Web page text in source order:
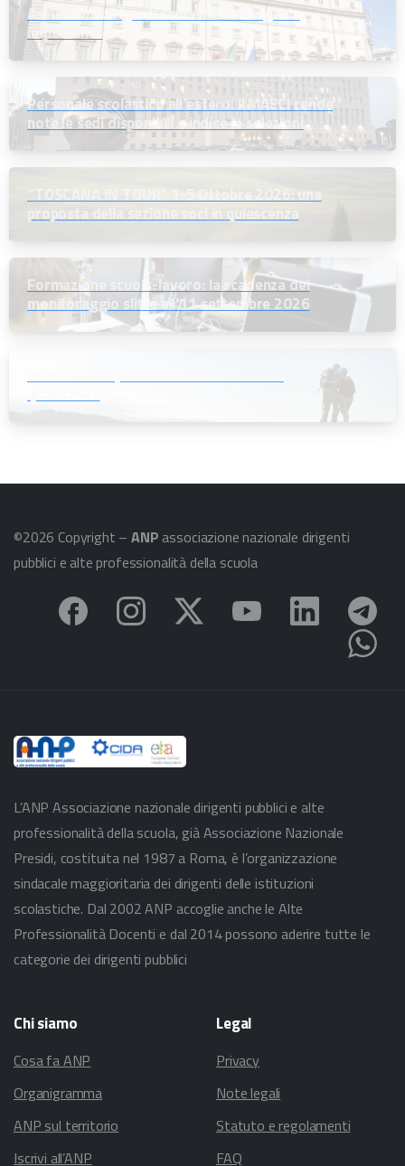
Assunzioni dirigenti scolastici: un segnale
importante
Personale scolastico all’estero: il MAECI rende
note le sedi disponibili e indice le selezioni
Formazione scuola-lavoro: la scadenza del
monitoraggio slitta all’11 settembre 2026
©2026 Copyright –ANP associazione nazionale dirigenti
pubblici e alte professionalità della scuola
L’ANP Associazione nazionale dirigenti pubblici e alte
professionalità della scuola, già Associazione Nazionale
Presidi, costituita nel 1987 a Roma, è l’organizzazione
sindacale maggioritaria dei dirigenti delle istituzioni
scolastiche. Dal 2002 ANP accoglie anche le Alte
Professionalità Docenti e dal 2014 possono aderire tutte le
categorie dei dirigenti pubblici
Chisiamo
Cosa fa ANP
Organigramma
ANP sul territorio
Iscrivi all’ANP
Legal
Privacy
Note legali
Statuto e regolamenti
FAQ